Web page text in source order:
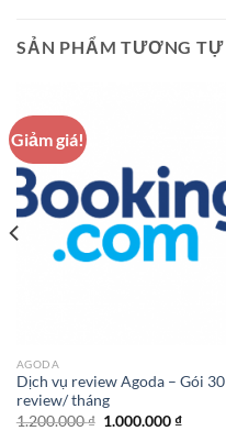
SẢN PHẨM TƯƠNG TỰ
Giảm giá!
AGODA
Dịch vụ review Agoda – Gói 30
review/ tháng
1.200.000₫ Giá
1.000.000₫Giá